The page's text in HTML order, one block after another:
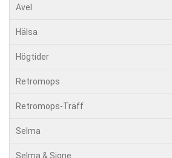
Avel
Hälsa
Högtider
Retromops
Retromops-Träff
Selma
Selma & Signe